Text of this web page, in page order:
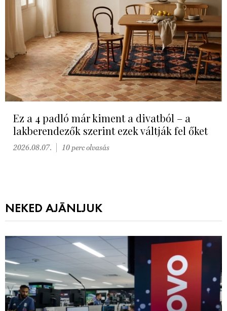
Ez a 4 padló már kiment a divatból – a
lakberendezők szerint ezek váltják fel őket
2026.08.07. 10 perc olvasás
NEKED AJÁNLJUK